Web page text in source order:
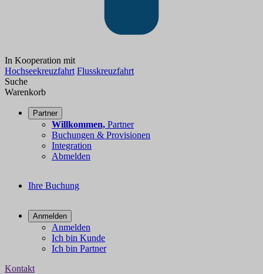
In Kooperation mit
Hochseekreuzfahrt Flusskreuzfahrt
Suche
Warenkorb
Partner
Willkommen, Partner
Buchungen & Provisionen
Integration
Abmelden
Ihre Buchung
Anmelden
Anmelden
Ich bin Kunde
Ich bin Partner
Kontakt